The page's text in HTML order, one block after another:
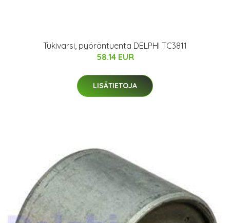
Tukivarsi, pyöräntuenta DELPHI TC3811
58.14 EUR
LISÄTIETOJA